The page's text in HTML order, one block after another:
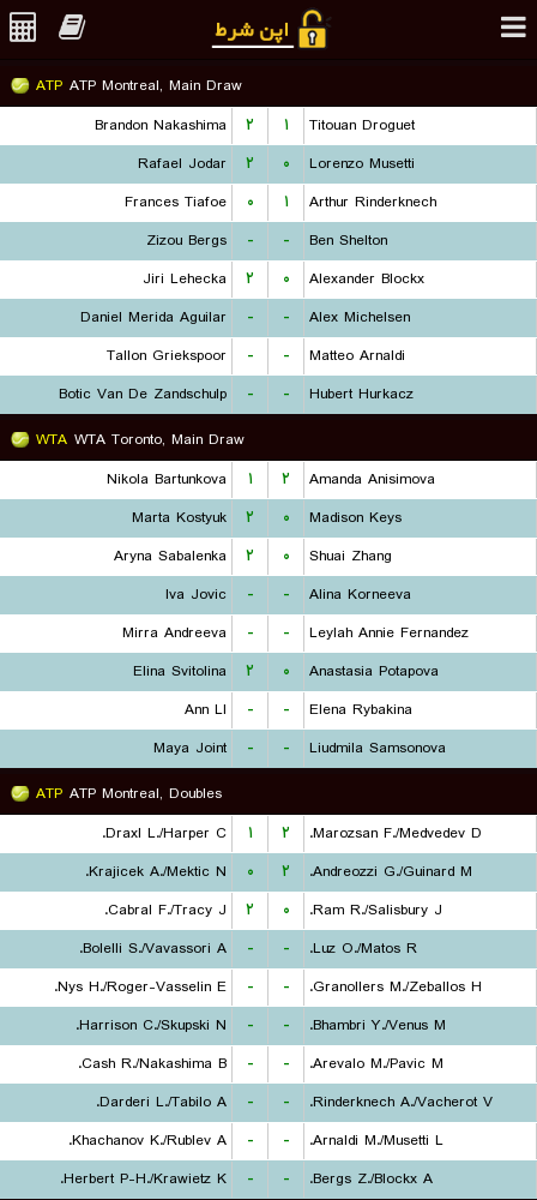
ATP ATP Montreal, Main Draw
Brandon Nakashima
۲ ۱
Titouan Droguet
Rafael Jodar
۲ ۰
Lorenzo Musetti
Frances Tiafoe
۰ ۱
Arthur Rinderknech
Zizou Bergs
- -
Ben Shelton
Jiri Lehecka
۲ ۰
Alexander Blockx
Daniel Merida Aguilar
- -
Alex Michelsen
Tallon Griekspoor
- -
Matteo Arnaldi
Botic Van De Zandschulp
- -
Hubert Hurkacz
WTA WTA Toronto, Main Draw
Nikola Bartunkova
۱ ۲
Amanda Anisimova
Marta Kostyuk
۲ ۰
Madison Keys
Aryna Sabalenka
۲ ۰
Shuai Zhang
Iva Jovic
- -
Alina Korneeva
Mirra Andreeva
- -
Leylah Annie Fernandez
Elina Svitolina
۲ ۰
Anastasia Potapova
Ann LI
- -
Elena Rybakina
Maya Joint
- -
Liudmila Samsonova
ATP ATP Montreal, Doubles
Draxl L./Harper C.
۱ ۲
Marozsan F./Medvedev D.
Krajicek A./Mektic N.
۰ ۲
Andreozzi G./Guinard M.
Cabral F./Tracy J.
۲ ۰
Ram R./Salisbury J.
Bolelli S./Vavassori A.
- -
Luz O./Matos R.
Nys H./Roger-Vasselin E.
- -
Granollers M./Zeballos H.
Harrison C./Skupski N.
- -
Bhambri Y./Venus M.
Cash R./Nakashima B.
- -
Arevalo M./Pavic M.
Darderi L./Tabilo A.
- -
Rinderknech A./Vacherot V.
Khachanov K./Rublev A.
- -
Arnaldi M./Musetti L.
Herbert P-H./Krawietz K.
- -
Bergs Z./Blockx A.